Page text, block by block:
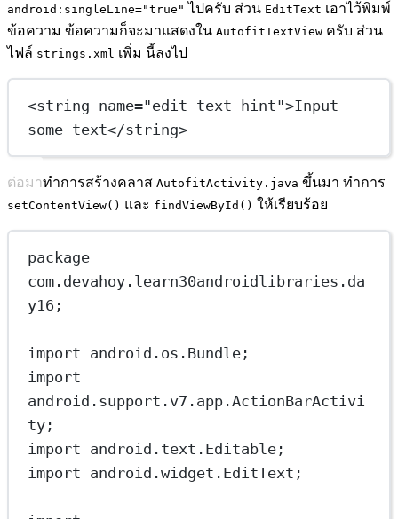
android:singleLine="true" ไปครับ ส่วน EditText เอาไว้พิมพ์
ข้อความ ข้อความก็จะมาแสดงใน AutofitTextView ครับ ส่วน
ไฟล์ strings.xml เพิ่ม นี้ลงไป
<string name="edit_text_hint">Input
some text</string>
ต่อมาทำการสร้างคลาส AutofitActivity.java ขึ้นมา ทำการ
setContentView() และ findViewById() ให้เรียบร้อย
package
com.devahoy.learn30androidlibraries.da
y16;
import android.os.Bundle;
import
android.support.v7.app.ActionBarActivi
ty;
import android.text.Editable;
import android.widget.EditText;